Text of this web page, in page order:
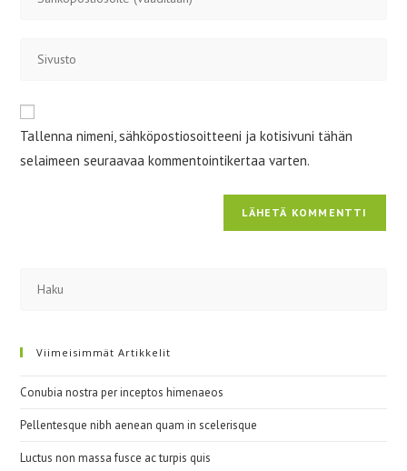
sähköpostiosoitteesi
osoite/URL
(valinnainen)
Tallenna nimeni, sähköpostiosoitteeni ja kotisivuni tähän
selaimeen seuraavaa kommentointikertaa varten.
Viimeisimmät Artikkelit
Conubia nostra per inceptos himenaeos
Pellentesque nibh aenean quam in scelerisque
Luctus non massa fusce ac turpis quis